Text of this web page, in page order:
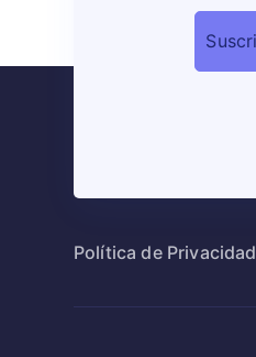
Política de Privacidad